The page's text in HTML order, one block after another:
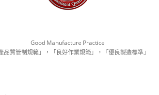
Good Manufacture Practice
品質管制規範」，「良好作業規範」，「優良製造標準」